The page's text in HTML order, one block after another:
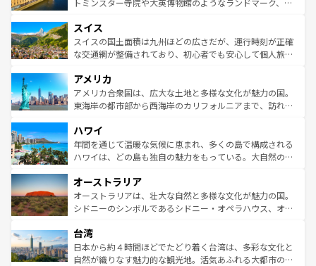
れる地方に足を運ぶとそれぞれで全く異なる文化を体験で
きるだろう。 なお、新着のフランス情報はコンテンツ一覧
を参照してほしい。
は、お酒好きな人にはぜひ体験してほしい。 なお、新着の
ドイツ情報はコンテンツ一覧を参照してほしい。
トミンスター寺院や大英博物館のようなランドマーク、歴
リアごとに異なる魅力がある。また、優雅なアフタヌーン
ティー、ビール好きにはたまらない英国パブ、サッカー観
戦など、本場だからこそできる体験も豊富。イギリスを旅
ンツ一覧を参照してほしい。
スイス
スイスの国土面積は九州ほどの広さだが、運行時刻が正確
な交通網が整備されており、初心者でも安心して個人旅行
の建物がそのまま残る町や、スイスならではのユニークな
博物館もあり、アルプス観光だけでなく町歩きも満喫する
ことができる。国民の所得が高いため物価も高いが、旅行
ば市内交通費無料で観光を楽しむこともできる。 なお、新
着のスイス情報はコンテンツ一覧 を参照してほしい。
アメリカ
アメリカ合衆国は、広大な土地と多様な文化が魅力の国。
東海岸の都市部から西海岸のカリフォルニアまで、訪れる
のような巨大都市は、観光、ショッピング、エンターテイ
ンメントが詰まった刺激的なスポットだ。一方、アメリカ
西部には大自然が広がり、グランドキャニオンやイエロー
部のニューオーリンズでは、音楽と美食が融合した独特の
文化が魅力。旅行者はアメリカの各地域で異なる魅力を楽
しみながら、その多様性と豊かな歴史を感じることができ
ならではの贅沢な旅のスタイルだ。 なお、新着のアメリカ
情報はコンテンツ一覧を参照してほしい。
ハワイ
年間を通じて温暖な気候に恵まれ、多くの島で構成される
ハワイは、どの島も独自の魅力をもっている。大自然の神
ワイ島は見逃せない。また、定番の観光地といえばオアフ
島だが、静かな自然を求めるならマウイ島やカウアイ島が
おすすめ。エメラルドグリーンに輝く海をはじめ、豊かな
れるおもてなしの心で訪れる人々を迎えてくれるハワイの
人々、おいしいローカルフードやハワイアンミュージッ
ク、伝統的なフラダンスなど、すべてがハワイの魅力を彩
オーストラリア
オーストラリアは、壮大な自然と多様な文化が魅力の国。
シドニーのシンボルであるシドニー・オペラハウス、オー
リアリーフや大陸中央部にそびえるウルル（エアーズロッ
ク）、タスマニアの美しい原生林やケアンズの熱帯雨林な
ど、見どころがたくさん。また、カフェやワイン、オージ
台湾
日本から約４時間ほどでたどり着く台湾は、多彩な文化と
自然が織りなす魅力的な観光地。活気あふれる大都市の台